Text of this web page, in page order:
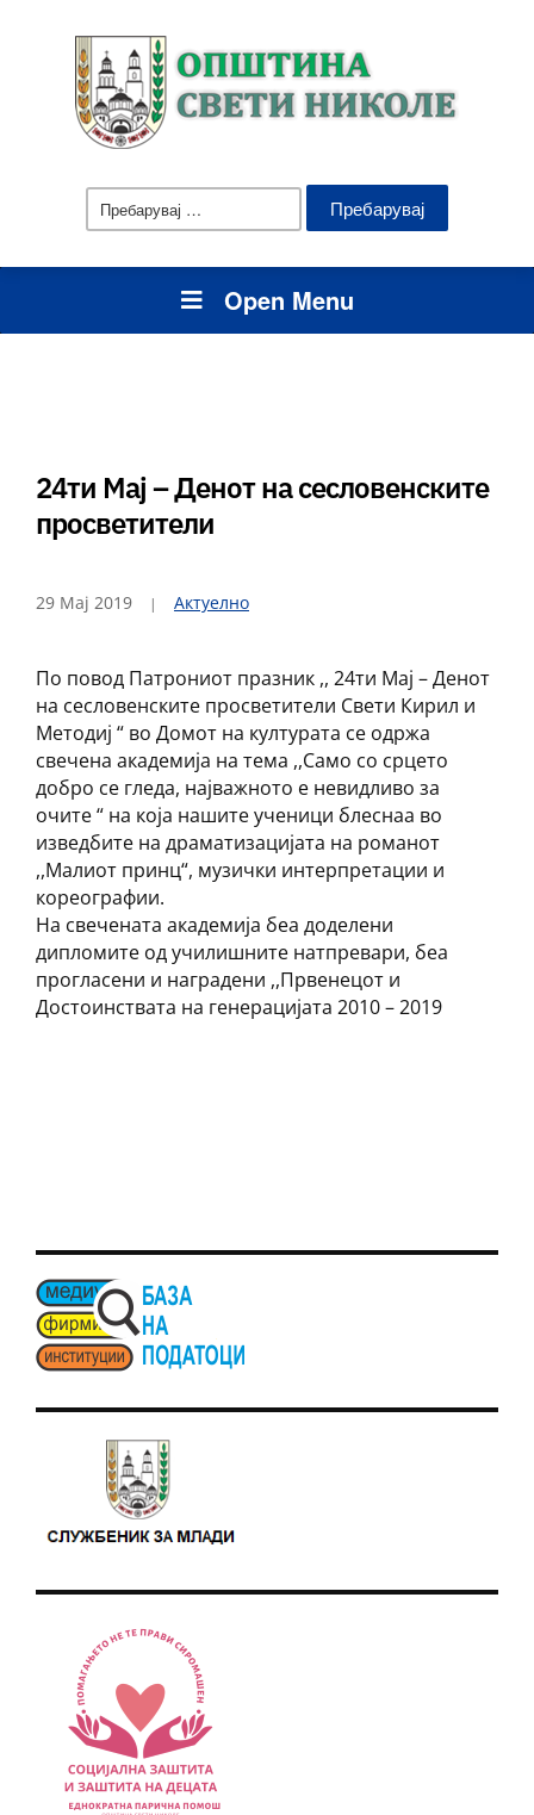
Пребарувај
за:
Open Menu
24ти Мај – Денот на сесловенските
просветители
29 Мај 2019 Актуелно
По повод Патрониот празник ,, 24ти Мај – Денот
на сесловенските просветители Свети Кирил и
Методиј “ во Домот на културата се одржа
свечена академија на тема ,,Само со срцето
добро се гледа, најважното е невидливо за
очите “ на која нашите ученици блеснаа во
изведбите на драматизацијата на романот
,,Малиот принц“, музички интерпретации и
кореографии.
На свечената академија беа доделени
дипломите од училишните натпревари, беа
прогласени и наградени ,,Првенецот и
Достоинствата на генерацијата 2010 – 2019